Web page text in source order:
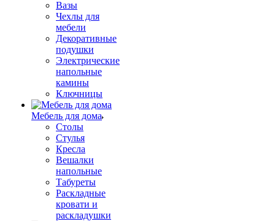
Вазы
Чехлы для
мебели
Декоративные
подушки
Электрические
напольные
камины
Ключницы
Мебель для дома
Столы
Стулья
Кресла
Вешалки
напольные
Табуреты
Раскладные
кровати и
раскладушки